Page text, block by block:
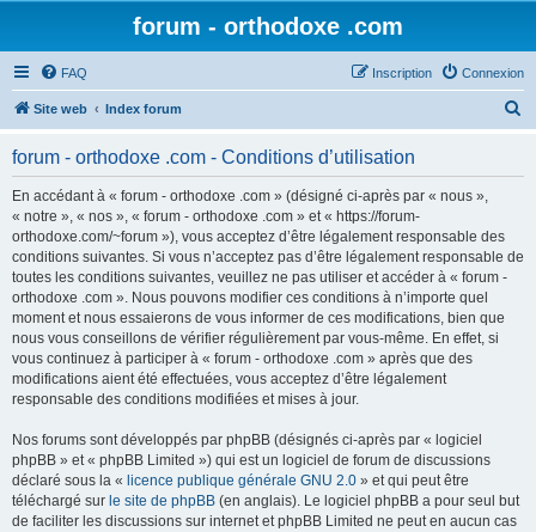
forum - orthodoxe .com
FAQ Connexion
Inscription
Site web Index forum
forum - orthodoxe .com - Conditions d’utilisation
En accédant à « forum - orthodoxe .com » (désigné ci-après par « nous »,
« notre », « nos », « forum - orthodoxe .com » et « https://forum-
orthodoxe.com/~forum »), vous acceptez d’être légalement responsable des
conditions suivantes. Si vous n’acceptez pas d’être légalement responsable de
toutes les conditions suivantes, veuillez ne pas utiliser et accéder à « forum -
orthodoxe .com ». Nous pouvons modifier ces conditions à n’importe quel
moment et nous essaierons de vous informer de ces modifications, bien que
nous vous conseillons de vérifier régulièrement par vous-même. En effet, si
vous continuez à participer à « forum - orthodoxe .com » après que des
modifications aient été effectuées, vous acceptez d’être légalement
responsable des conditions modifiées et mises à jour.
Nos forums sont développés par phpBB (désignés ci-après par « logiciel
phpBB » et « phpBB Limited ») qui est un logiciel de forum de discussions
déclaré sous la « licence publique générale GNU 2.0 » et qui peut être
téléchargé sur le site de phpBB (en anglais). Le logiciel phpBB a pour seul but
de faciliter les discussions sur internet et phpBB Limited ne peut en aucun cas